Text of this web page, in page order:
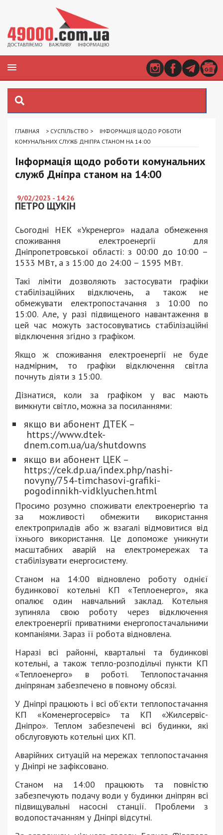
ГЛАВНАЯ > СУСПІЛЬСТВО >
ІНФОРМАЦІЯ ЩОДО РОБОТИ
КОМУНАЛЬНИХ СЛУЖБ ДНІПРА СТАНОМ НА 14:00
Інформація щодо роботи комунальних
служб Дніпра станом на 14:00
9/02/2023 - 14:26
ПЕТРО ЩУКІН
Сьогодні НЕК «Укренерго» надала обмеження
споживання електроенергії для
Дніпропетровської області: з 00:00 до 10:00 –
1533 МВт, а з 15:00 до 24:00 – 1595 МВт.
Такі ліміти дозволяють застосувати графіки
стабілізаційних відключень, а також не
обмежувати електропостачання з 10:00 по
15:00. Але, у разі підвищеного навантаження в
цей час можуть застосовуватись стабілізаційні
відключення згідно з графіком.
Якщо ж споживання електроенергії не буде
надмірним, то графіки відключення світла
почнуть діяти з 15:00.
Дізнатися, коли за графіком у вас мають
вимкнути світло, можна за посиланнями:
якщо ви абонент ДТЕК –
https://www.dtek-
dnem.com.ua/ua/shutdowns
якщо ви абонент ЦЕК –
https://cek.dp.ua/index.php/nashi-
novyny/754-timchasovi-grafiki-
pogodinnikh-vidklyuchen.html
Просимо розумно споживати електроенергію та
за можливості обмежити використання
електроприладів або ж взагалі відмовитися від
їхнього використання. Це допоможе уникнути
масштабних аварій на електромережах та
стабілізувати енергосистему.
Станом на 14:00 відновлено роботу однієї
будинкової котельні КП «Теплоенерго», яка
опалює один навчальний заклад. Котельня
зупиняла свою роботу через відключення
електроенергії приватними енергопостачальними
компаніями. Зараз її робота відновлена.
Наразі всі районні, квартальні та будинкові
котельні, а також тепло-розподільчі пункти КП
«Теплоенерго» в роботі. Теплопостачання
дніпрянам забезпечено в повному обсязі.
У Дніпрі працюють і всі об’єкти теплопостачання
КП «Коменергосервіс» та КП «Жилсервіс-
Дніпро». Теплом забезпечені всі будинки, які
обслуговують котельні цих КП.
Аварійних ситуацій на мережах теплопостачання
у Дніпрі не зафіксовано.
Станом на 14:00 працюють та повністю
забезпечують подачу води у будинки дніпрян всі
підвищувальні насосні станції. Проблеми з
водопостачанням у Дніпрі відсутні.